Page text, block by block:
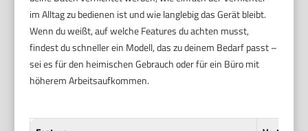
im Alltag zu bedienen ist und wie langlebig das Gerät bleibt.
Wenn du weißt, auf welche Features du achten musst,
findest du schneller ein Modell, das zu deinem Bedarf passt –
sei es für den heimischen Gebrauch oder für ein Büro mit
höherem Arbeitsaufkommen.